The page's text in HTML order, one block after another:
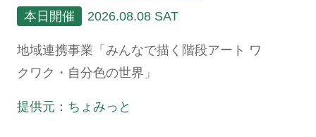
本日開催 2026.08.08 SAT
地域連携事業「みんなで描く階段アート ワ
クワク・自分色の世界」
提供元：ちょみっと